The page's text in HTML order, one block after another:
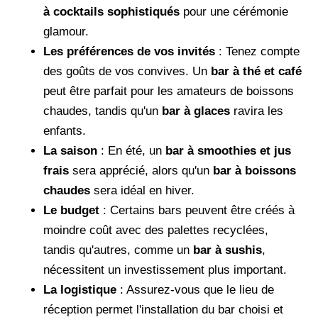
à cocktails sophistiqués pour une cérémonie
glamour.
Les préférences de vos invités : Tenez compte
des goûts de vos convives. Un bar à thé et café
peut être parfait pour les amateurs de boissons
chaudes, tandis qu'un bar à glaces ravira les
enfants.
La saison : En été, un bar à smoothies et jus
frais sera apprécié, alors qu'un bar à boissons
chaudes sera idéal en hiver.
Le budget : Certains bars peuvent être créés à
moindre coût avec des palettes recyclées,
tandis qu'autres, comme un bar à sushis,
nécessitent un investissement plus important.
La logistique : Assurez-vous que le lieu de
réception permet l'installation du bar choisi et